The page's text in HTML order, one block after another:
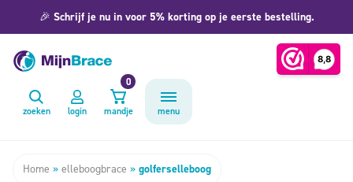
🎉 Schrijf je nu in voor 5% korting op je eerste bestelling.
zoeken login mandje
0
menu
Home » elleboogbrace » golferselleboog